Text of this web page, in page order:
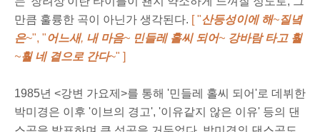
만큼 훌륭한 곡이 아닌가 생각된다. [ "산등성이에 해~질녘
은~", "어느새, 내 마음~ 민들레 홀씨 되어~ 강바람 타고 훨
~훨 네 곁으로 간다~" ]
1985년 <강변 가요제>를 통해 '민들레 홀씨 되어'로 데뷔한
박미경은 이후 '이브의 경고', '이유같지 않은 이유' 등의 댄